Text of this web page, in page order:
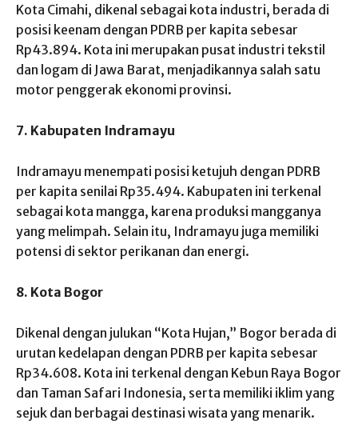
Kota Cimahi, dikenal sebagai kota industri, berada di
posisi keenam dengan PDRB per kapita sebesar
Rp43.894. Kota ini merupakan pusat industri tekstil
dan logam di Jawa Barat, menjadikannya salah satu
motor penggerak ekonomi provinsi.
7. Kabupaten Indramayu
Indramayu menempati posisi ketujuh dengan PDRB
per kapita senilai Rp35.494. Kabupaten ini terkenal
sebagai kota mangga, karena produksi mangganya
yang melimpah. Selain itu, Indramayu juga memiliki
potensi di sektor perikanan dan energi.
8. Kota Bogor
Dikenal dengan julukan “Kota Hujan,” Bogor berada di
urutan kedelapan dengan PDRB per kapita sebesar
Rp34.608. Kota ini terkenal dengan Kebun Raya Bogor
dan Taman Safari Indonesia, serta memiliki iklim yang
sejuk dan berbagai destinasi wisata yang menarik.